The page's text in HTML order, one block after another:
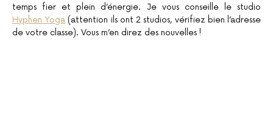
temps fier et plein d’énergie. Je vous conseille le studio
Hyphen Yoga (attention ils ont 2 studios, vérifiez bien l’adresse
de votre classe). Vous m’en direz des nouvelles !